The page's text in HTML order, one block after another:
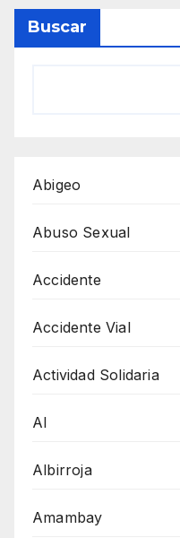
Buscar
Abigeo
Abuso Sexual
Accidente
Accidente Vial
Actividad Solidaria
AI
Albirroja
Amambay